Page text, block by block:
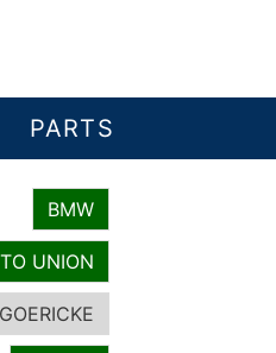
PARTS
BMW
UNION
GOERICKE